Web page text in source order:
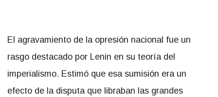
El agravamiento de la opresión nacional fue un
rasgo destacado por Lenin en su teoría del
imperialismo. Estimó que esa sumisión era un
efecto de la disputa que libraban las grandes